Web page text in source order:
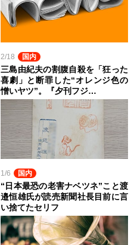
2/18 国内
三島由紀夫の割腹自殺を「狂った
喜劇」と断罪した“オレンジ色の
憎いヤツ”。『夕刊フジ…
1/6 国内
“日本最恐の老害ナベツネ”こと渡
邉恒雄氏が読売新聞社長目前に言
い捨てたセリフ